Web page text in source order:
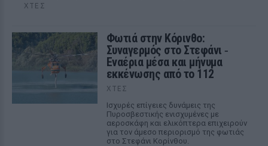
ΧΤΕΣ
Φωτιά στην Κόρινθο:
Συναγερμός στο Στεφάνι ‑
Εναέρια μέσα και μήνυμα
εκκένωσης από το 112
ΧΤΕΣ
Ισχυρές επίγειες δυνάμεις της
Πυροσβεστικής ενισχυμένες με
αεροσκάφη και ελικόπτερα επιχειρούν
για τον άμεσο περιορισμό της φωτιάς
στο Στεφάνι Κορίνθου.